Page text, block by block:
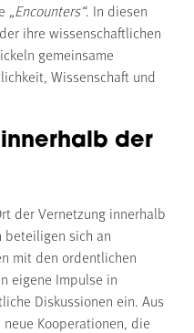
„Encounters“. In diesen
ihre wissenschaftlichen
gemeinsame
Wissenschaft und
der
der Vernetzung innerhalb
beteiligen sich an
mit den ordentlichen
eigene Impulse in
Diskussionen ein. Aus
Kooperationen, die